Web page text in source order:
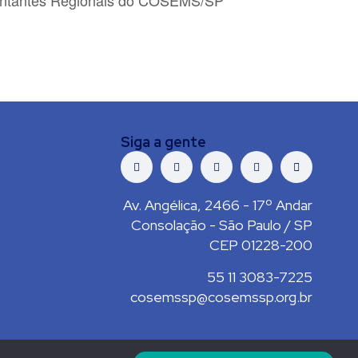
Siga a gente
Av. Angélica, 2466 - 17º Andar
Consolação - São Paulo / SP
CEP 01228-200
55 11 3083-7225
cosemssp@cosemssp.org.br